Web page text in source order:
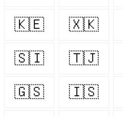
🇰🇪 🇽🇰
🇸🇮 🇹🇯
🇬🇸 🇮🇸